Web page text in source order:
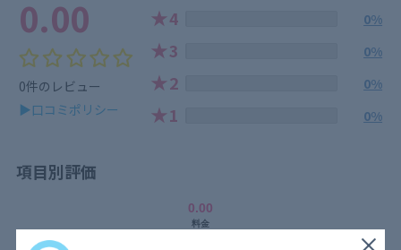
項目別評価
0.00
0件のレビュー
▶口コミポリシー
★4 0%
★3 0%
★2 0%
★1 0%